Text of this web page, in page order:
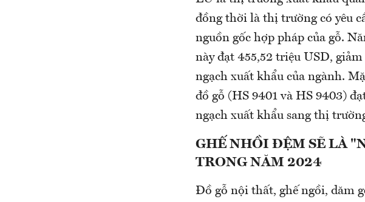
đồng thời là thị trường có yêu
nguồn gốc hợp pháp của gỗ.
này đạt 455,52 triệu USD,
ngạch xuất khẩu của ngành.
đồ gỗ (HS 9401 và HS 9403)
ngạch xuất khẩu sang thị
GHẾ NHỒI ĐỆM SẼ LÀ
TRONG NĂM 2024
Đồ gỗ nội thất, ghế ngồi, dăm